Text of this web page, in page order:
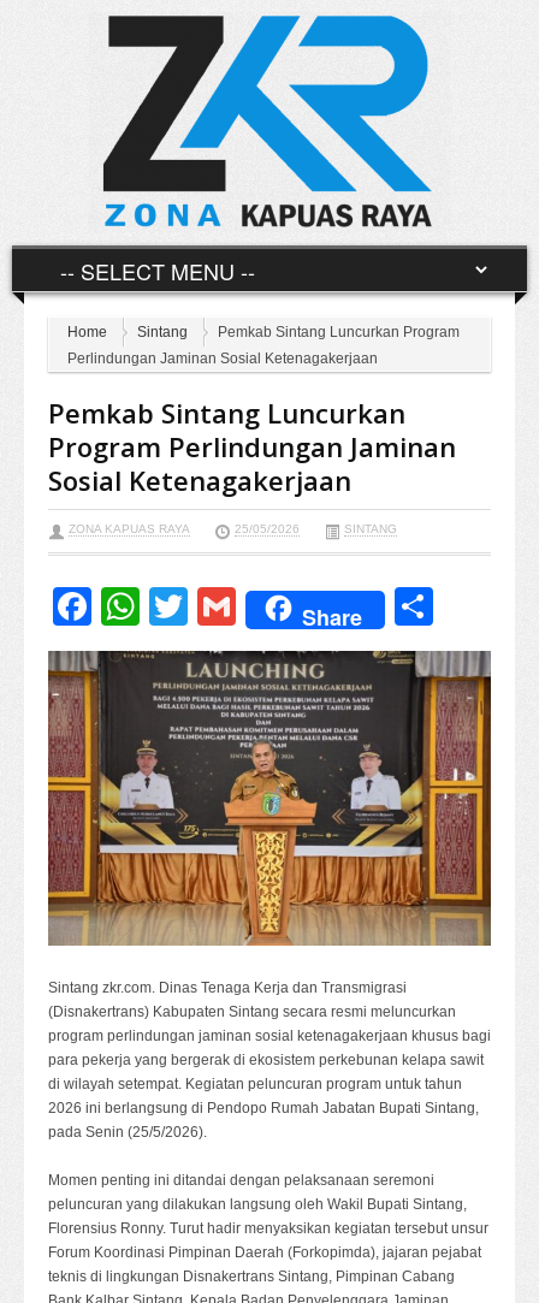
Home Sintang
Pemkab Sintang Luncurkan Program
Perlindungan Jaminan Sosial Ketenagakerjaan
Pemkab Sintang Luncurkan
Program Perlindungan Jaminan
Sosial Ketenagakerjaan
ZONA KAPUAS RAYA 25/05/2026 SINTANG
Facebook
WhatsApp
TwitterGmail
Share
Sintang zkr.com. Dinas Tenaga Kerja dan Transmigrasi
(Disnakertrans) Kabupaten Sintang secara resmi meluncurkan
program perlindungan jaminan sosial ketenagakerjaan khusus bagi
para pekerja yang bergerak di ekosistem perkebunan kelapa sawit
di wilayah setempat. Kegiatan peluncuran program untuk tahun
2026 ini berlangsung di Pendopo Rumah Jabatan Bupati Sintang,
pada Senin (25/5/2026).
Momen penting ini ditandai dengan pelaksanaan seremoni
peluncuran yang dilakukan langsung oleh Wakil Bupati Sintang,
Florensius Ronny. Turut hadir menyaksikan kegiatan tersebut unsur
Forum Koordinasi Pimpinan Daerah (Forkopimda), jajaran pejabat
teknis di lingkungan Disnakertrans Sintang, Pimpinan Cabang